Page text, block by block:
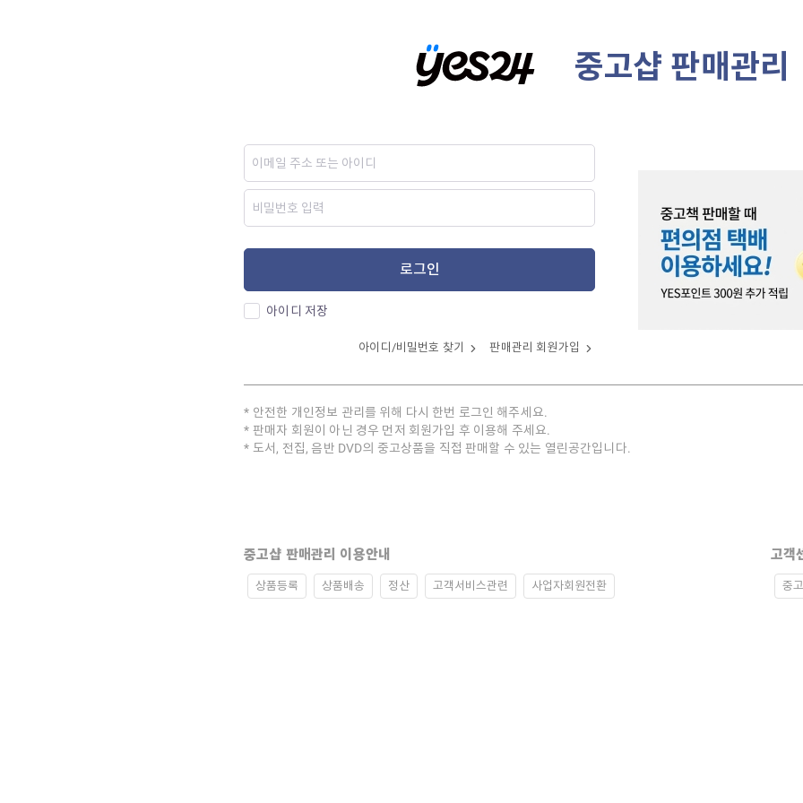
중고샵 판매관리
로그인
아이디 저장
아이디/비밀번호 찾기 판매관리 회원가입
안전한 개인정보 관리를 위해 다시 한번 로그인 해주세요.
판매자 회원이 아닌 경우 먼저 회원가입 후 이용해 주세요.
도서, 전집, 음반 DVD의 중고상품을 직접 판매할 수 있는 열린공간입니다.
중고샵 판매관리 이용안내
상품등록 상품배송 정산 고객서비스관련 사업자회원전환
고객
중